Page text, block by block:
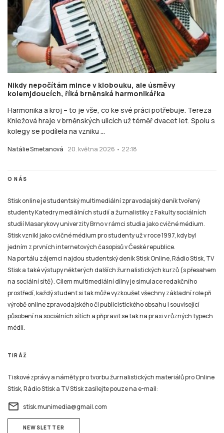
Nikdy nepočítám mince v klobouku, ale úsměvy
kolemjdoucích, říká brněnská harmonikářka
Harmonika a kroj – to je vše, co ke své práci potřebuje. Tereza
Kniežová hraje v brněnských ulicích už téměř dvacet let. Spolu s
kolegy se podílela na vzniku ...
Natálie Smetanová 20. května 2026 • 22:18
O NÁS
Stisk online je studentský multimediální zpravodajský deník tvořený
studenty Katedry mediálních studií a žurnalistiky z Fakulty sociálních
studií Masarykovy univerzity Brno v rámci studia jako cvičné médium.
Stisk vznikl jako cvičné médium pro studenty už v roce 1997, kdy byl
jedním z prvních internetových časopisů v České republice.
Na portálu zájemci najdou studentský deník Stisk Online, Rádio Stisk, TV
Stisk a také výstupy některých dalších žurnalistických kurzů (s přesahem
na sociální sítě). Cílem multimediální dílny je simulace redakčního
prostředí, každý student si tak může vyzkoušet všechny základní role při
výrobě online zpravodajského či publicistického obsahu i související
působení na sociálních sítích a připravit se tak na praxi v různých typech
médií.
TIRÁŽ
Tiskové zprávy a náměty pro tvorbu žurnalistických materiálů pro Online
Stisk, Rádio Stisk a TV Stisk zasílejte pouze na e-mail:
email stisk.munimedia@gmail.com
NEWSLETTER